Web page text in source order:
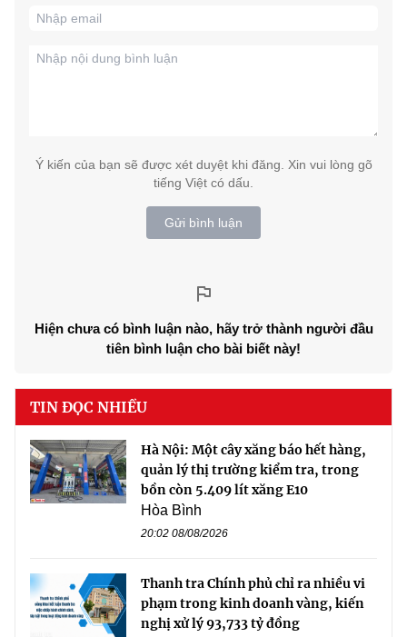
Ý kiến của bạn sẽ được xét duyệt khi đăng. Xin vui lòng gõ
tiếng Việt có dấu.
Gửi bình luận
Hiện chưa có bình luận nào, hãy trở thành người đầu
tiên bình luận cho bài biết này!
TIN ĐỌC NHIỀU
Hà Nội: Một cây xăng báo hết hàng,
quản lý thị trường kiểm tra, trong
bồn còn 5.409 lít xăng E10
Hòa Bình
20:02 08/08/2026
Thanh tra Chính phủ chỉ ra nhiều vi
phạm trong kinh doanh vàng, kiến
nghị xử lý 93,733 tỷ đồng